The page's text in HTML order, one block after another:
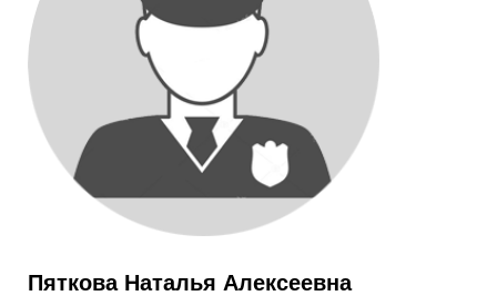
Пяткова Наталья Алексеевна